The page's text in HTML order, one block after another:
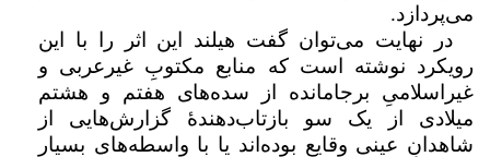
می‌پردازد.
در نهایت می‌توان گفت هیلند این اثر را با این
رویکرد نوشته است که منابع مکتوبِ غیرعربی و
غیراسلامیِ برجامانده از سده‌های هفتم و هشتم
میلادی از یک سو بازتاب‌دهندهٔ گزارش‌هایی از
شاهدانِ عینی وقایع بوده‌اند یا با واسطه‌های بسیار